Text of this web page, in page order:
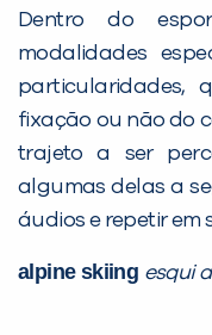
Dentro do
modalidades
particularidades,
fixação ou não do
trajeto a ser
algumas delas a
áudios e repetir em
alpine skiing esqui